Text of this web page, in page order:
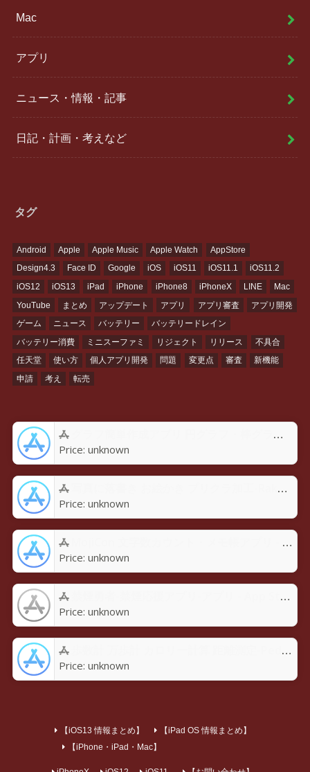
Mac
アプリ
ニュース・情報・記事
日記・計画・考えなど
タグ
Android Apple Apple Music Apple Watch
AppStore
Design4.3
Face ID Google iOS iOS11 iOS11.1
iOS11.2
iOS12
iOS13 iPad iPhone iPhone8 iPhoneX LINE
Mac
YouTube
まとめ アップデート アプリ アプリ審査
アプリ開発
ゲーム
ニュース バッテリー
バッテリードレイン
バッテリー消費
ミニスーファミ リジェクト リリース
不具合
任天堂
使い方 個人アプリ開発 問題 変更点 審査
新機能
申請
考え 転売
グラフ簡単作成アプリ 円グラフ・棒グラフ・折れ線GraPhoアプリ - App Store
Price: unknown
写真に落書き お絵かき プリクラ加工-Rakugaky-アプリ - App Store
Price: unknown
MojiCon 文字数カウント・メモ帳アプリ - App Store
Price: unknown
禁煙勇者-禁煙応援アプリ-アプリ - App Store
Price: unknown
歩数計 万歩計 カロリー計算 距離測定-Pedoroアプリ - App Store
Price: unknown
【iOS13 情報まとめ】
【iPad OS 情報まとめ】
【iPhone・iPad・Mac】